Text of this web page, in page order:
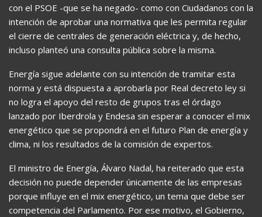
con el PSOE -que se ha negado- como con Ciudadanos con la
intención de aprobar una normativa que les permita regular
el cierre de centrales de generación eléctrica y, de hecho,
incluso planteó una consulta pública sobre la misma.
Energía sigue adelante con su intención de tramitar esta
norma y está dispuesta a aprobarla por Real decreto ley si
no logra el apoyo del resto de grupos tras el órdago
lanzado por Iberdrola y Endesa sin esperar a conocer el mix
energético que se propondrá en el futuro Plan de energía y
clima, ni los resultados de la comisión de expertos.
El ministro de Energía, Álvaro Nadal, ha reiterado que esta
decisión no puede depender únicamente de las empresas
porque influye en el mix energético, un tema que debe ser
competencia del Parlamento. Por ese motivo, el Gobierno,